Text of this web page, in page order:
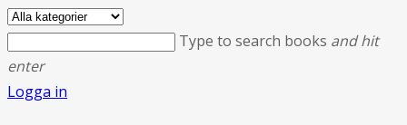
Type to search books and hit
enter
Logga in